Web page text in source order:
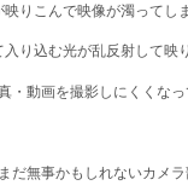
映りこんで映像が濁ってし
入り込む光が乱反射して映
・動画を撮影しにくくなっ
だ無事かもしれないカメ